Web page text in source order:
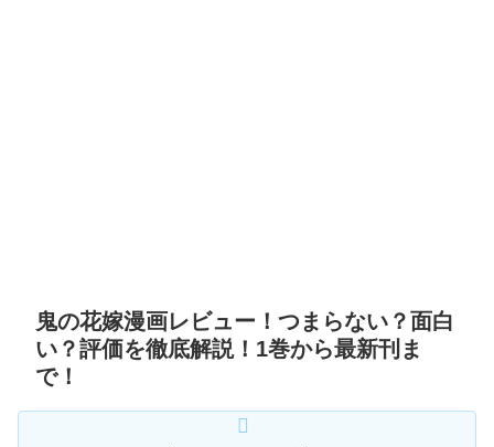
鬼の花嫁漫画レビュー！つまらない？面白
い？評価を徹底解説！1巻から最新刊ま
で！